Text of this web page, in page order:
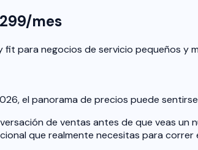
mes
para negocios de servicio pequeños y
el panorama de precios puede
de ventas antes de que veas un
que realmente necesitas para correr